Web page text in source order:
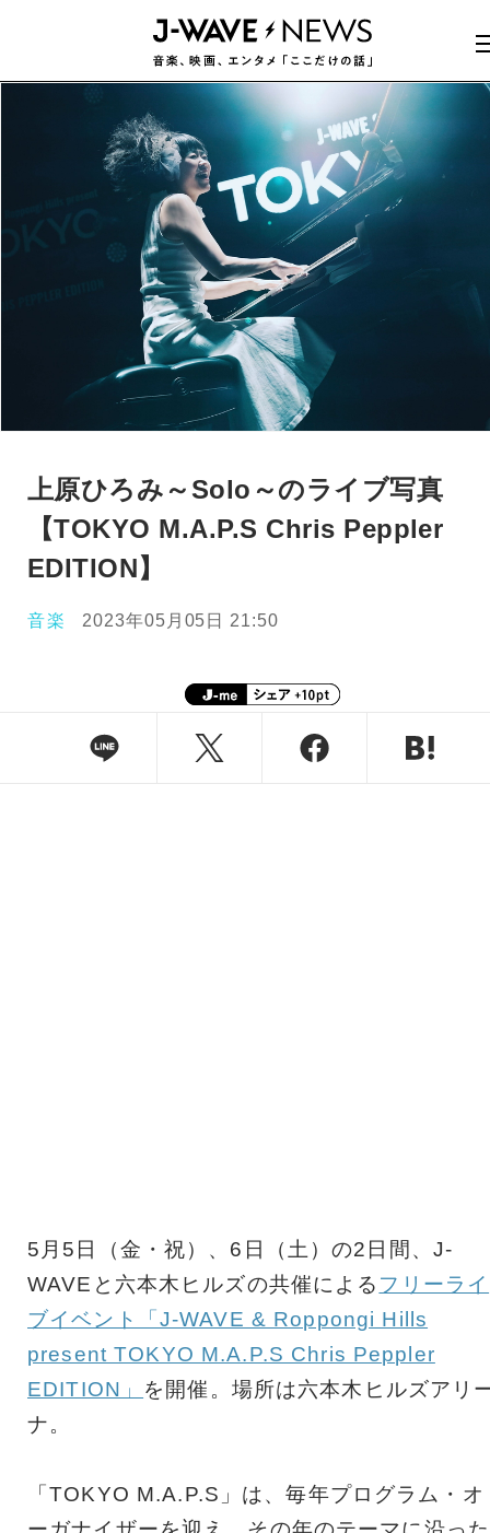
上原ひろみ～Solo～のライブ写真
【TOKYO M.A.P.S Chris Peppler
EDITION】
音楽 2023年05月05日 21:50
5月5日（金・祝）、6日（土）の2日間、J-
WAVEと六本木ヒルズの共催による フリーライ
ブイベント「J-WAVE & Roppongi Hills
present TOKYO M.A.P.S Chris Peppler
EDITION」 を開催。場所は六本木ヒルズアリ
ナ。
「TOKYO M.A.P.S」は、毎年プログラム・オ